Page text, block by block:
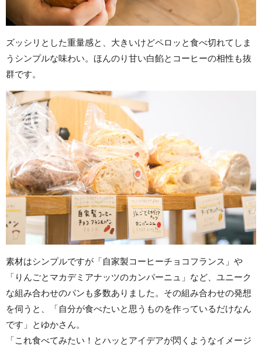
ズッシリとした重量感と、大きいけどペロッと食べ切れてしま
うシンプルな味わい。ほんのり甘い白餡とコーヒーの相性も抜
群です。
素材はシンプルですが「自家製コーヒーチョコフランス」や
「りんごとマカデミアナッツのカンパーニュ」など、ユニーク
な組み合わせのパンも多数ありました。その組み合わせの発想
を伺うと、「自分が食べたいと思うものを作っているだけなん
です」とゆかさん。
「これ食べてみたい！とハッとアイデアが閃くようなイメージ